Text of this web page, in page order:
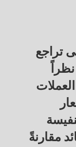
تراجع
مقارنةً